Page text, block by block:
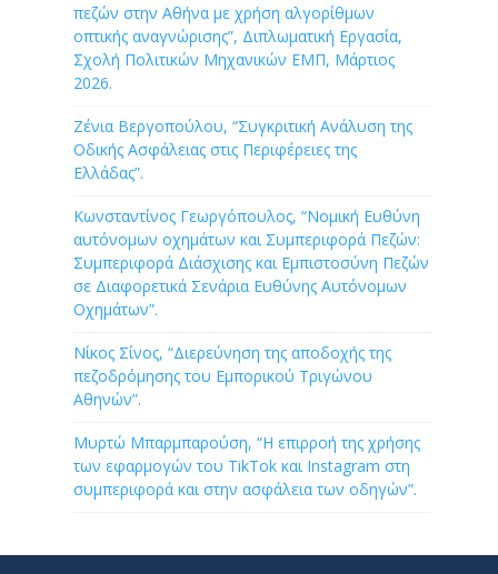
πεζών στην Αθήνα με χρήση αλγορίθμων
οπτικής αναγνώρισης”, Διπλωματική Εργασία,
Σχολή Πολιτικών Μηχανικών ΕΜΠ, Μάρτιος
2026.
Ζένια Βεργοπούλου, “Συγκριτική Ανάλυση της
Οδικής Ασφάλειας στις Περιφέρειες της
Ελλάδας”.
Κωνσταντίνος Γεωργόπουλος, “Νομική Ευθύνη
αυτόνομων οχημάτων και Συμπεριφορά Πεζών:
Συμπεριφορά Διάσχισης και Εμπιστοσύνη Πεζών
σε Διαφορετικά Σενάρια Ευθύνης Αυτόνομων
Οχημάτων”.
Νίκος Σίνος, “Διερεύνηση της αποδοχής της
πεζοδρόμησης του Εμπορικού Τριγώνου
Αθηνών”.
Μυρτώ Μπαρμπαρούση, “Η επιρροή της χρήσης
των εφαρμογών του TikTok και Instagram στη
συμπεριφορά και στην ασφάλεια των οδηγών”.